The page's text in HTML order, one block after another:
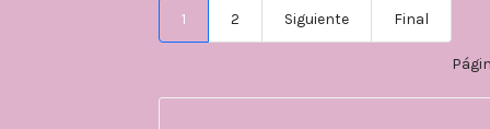
1 2 Siguiente Final